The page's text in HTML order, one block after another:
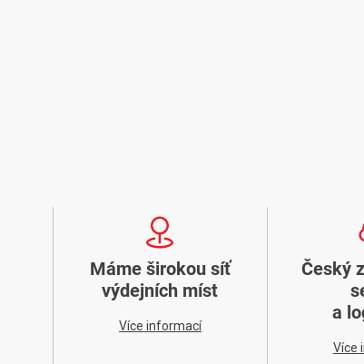
Máme širokou síť
výdejních míst
Více informací
Český
a
Více